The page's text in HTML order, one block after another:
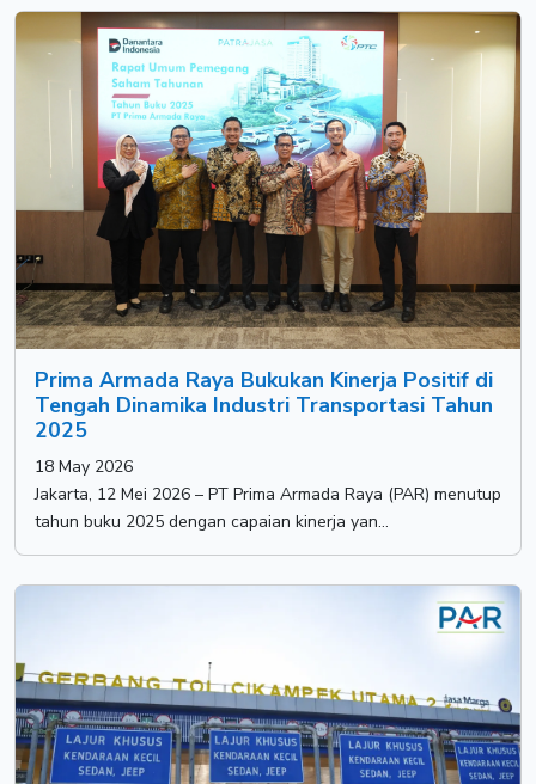
Prima Armada Raya Bukukan Kinerja Positif di
Tengah Dinamika Industri Transportasi Tahun
2025
18 May 2026
Jakarta, 12 Mei 2026 – PT Prima Armada Raya (PAR) menutup
tahun buku 2025 dengan capaian kinerja yan...